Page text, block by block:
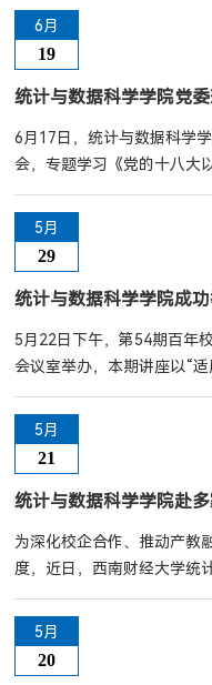
学秘书高静老师及本科2022
甘筑夏老师主持。大会伊始
出了“科学分析、理性定位
围绕考研、就业、留学等不
6月
19
统计与数据科学学院党
6月17日，统计与数据科学
会，专题学习《党的十八大
经验》和《八项规定改变中
常委、副校长史代敏莅临会
心组学习列席旁听工作第六
学院党委书记董春主持会议
言。会议指出，制定实施中
5月
29
统计与数据科学学院成
5月22日下午，第54期百年
会议室举办，本期讲座以“
算法”为主题，由北京大学
教授担任主持。40余名师生
探讨了大型生物样本库数据
的挑战与机遇。他指出，生
的连续或二分类表型蕴含更
5月
21
统计与数据科学学院赴
为深化校企合作、推动产教
度，近日，西南财经大学统
基金管理有限公司、成都数
有限公司开展访企拓岗专项
业、科研协同、技术共享等
访过程中，兰伟与凯石基金
5月
20